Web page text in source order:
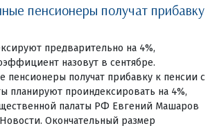
пенсионеры получат прибавку
предварительно на 4%,
назовут в сентябре.
пенсионеры получат прибавку к пенсии с
планируют проиндексировать на 4%,
палаты РФ Евгений Машаров
Окончательный размер